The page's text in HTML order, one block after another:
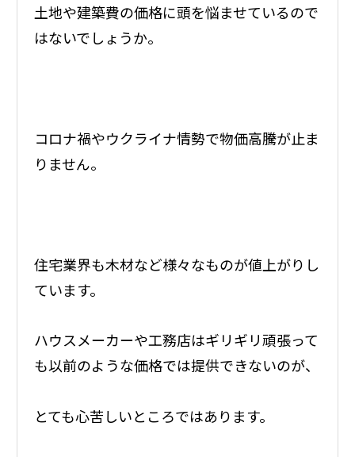
土地や建築費の価格に頭を悩ませているので
はないでしょうか。
コロナ禍やウクライナ情勢で物価高騰が止ま
りません。
住宅業界も木材など様々なものが値上がりし
ています。
ハウスメーカーや工務店はギリギリ頑張って
も以前のような価格では提供できないのが、
とても心苦しいところではあります。